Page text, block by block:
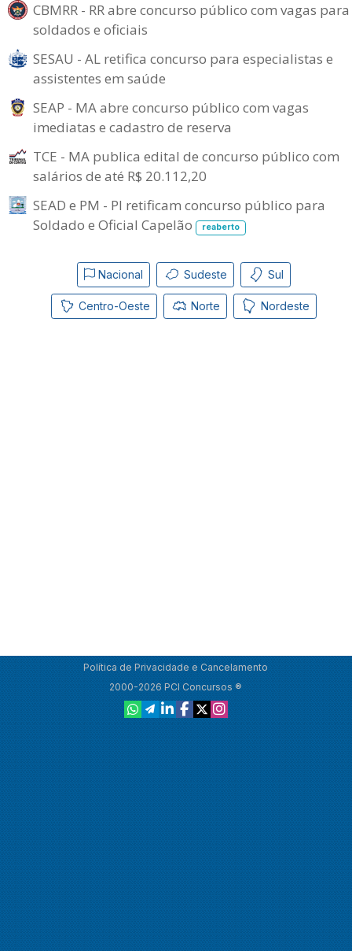
CBMRR - RR abre concurso público com vagas para
soldados e oficiais
SESAU - AL retifica concurso para especialistas e
assistentes em saúde
SEAP - MA abre concurso público com vagas
imediatas e cadastro de reserva
TCE - MA publica edital de concurso público com
salários de até R$ 20.112,20
SEAD e PM - PI retificam concurso público para
Soldado e Oficial Capelão
reaberto
Nacional Sudeste Sul
Centro-Oeste Norte Nordeste
Política de Privacidade e Cancelamento
2000-2026 PCI Concursos ®